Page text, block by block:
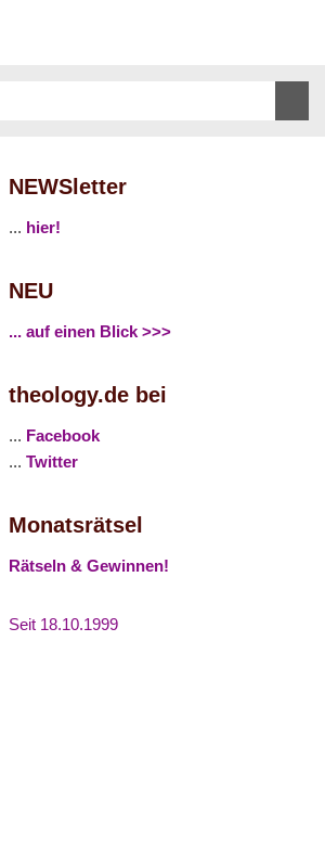
NEWSletter
... hier!
NEU
... auf einen Blick >>>
theology.de bei
... Facebook
... Twitter
Monatsrätsel
Rätseln & Gewinnen!
Seit 18.10.1999